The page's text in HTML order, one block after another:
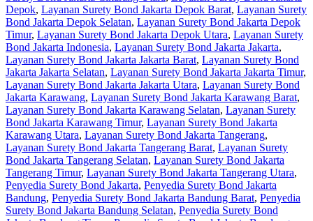
Depok, Layanan Surety Bond Jakarta Depok Barat, Layanan Surety
Bond Jakarta Depok Selatan, Layanan Surety Bond Jakarta Depok
Timur, Layanan Surety Bond Jakarta Depok Utara, Layanan Surety
Bond Jakarta Indonesia, Layanan Surety Bond Jakarta Jakarta,
Layanan Surety Bond Jakarta Jakarta Barat, Layanan Surety Bond
Jakarta Jakarta Selatan, Layanan Surety Bond Jakarta Jakarta Timur,
Layanan Surety Bond Jakarta Jakarta Utara, Layanan Surety Bond
Jakarta Karawang, Layanan Surety Bond Jakarta Karawang Barat,
Layanan Surety Bond Jakarta Karawang Selatan, Layanan Surety
Bond Jakarta Karawang Timur, Layanan Surety Bond Jakarta
Karawang Utara, Layanan Surety Bond Jakarta Tangerang,
Layanan Surety Bond Jakarta Tangerang Barat, Layanan Surety
Bond Jakarta Tangerang Selatan, Layanan Surety Bond Jakarta
Tangerang Timur, Layanan Surety Bond Jakarta Tangerang Utara,
Penyedia Surety Bond Jakarta, Penyedia Surety Bond Jakarta
Bandung, Penyedia Surety Bond Jakarta Bandung Barat, Penyedia
Surety Bond Jakarta Bandung Selatan, Penyedia Surety Bond